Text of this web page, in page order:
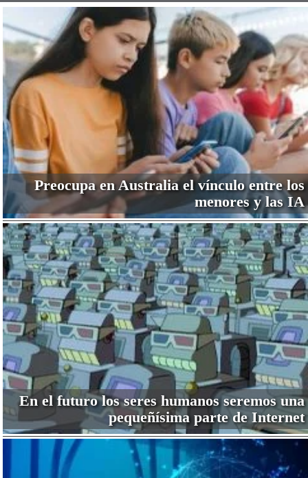
Preocupa en Australia el vínculo entre los
menores y las IA
En el futuro los seres humanos seremos una
pequeñísima parte de Internet